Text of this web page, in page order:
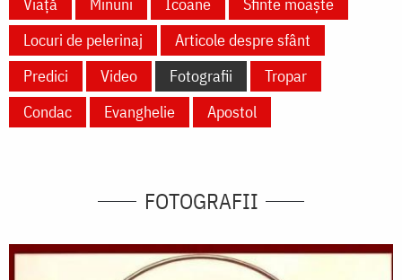
Viață
Minuni Icoane
Sfinte moaște
Locuri de pelerinaj
Articole despre sfânt
Predici
Video Fotografii
Tropar
Condac
Evanghelie Apostol
FOTOGRAFII